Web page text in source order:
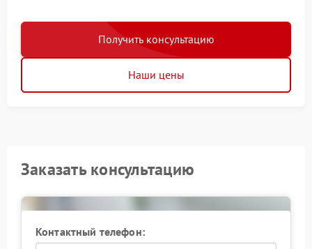
Получить консультацию
Наши цены
Заказать консультацию
Контактный телефон: